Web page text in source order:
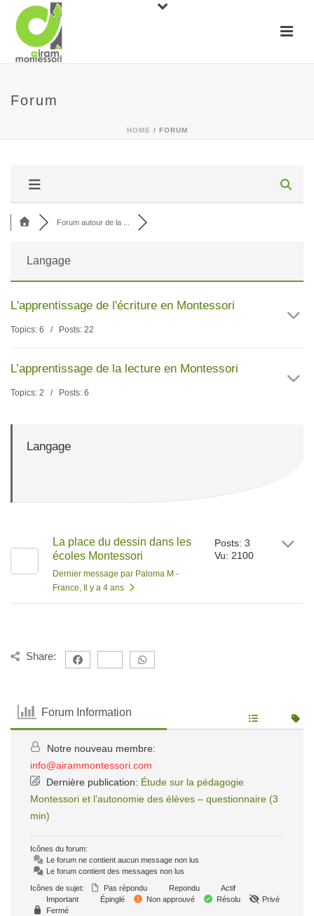
Forum
HOME / FORUM
Forum autour de la ...
Langage
L'apprentissage de l'écriture en Montessori
Topics: 6 / Posts: 22
L’apprentissage de la lecture en Montessori
Topics: 2 / Posts: 6
Langage
La place du dessin dans les
écoles Montessori
Dernier message par Paloma M -
France, Il y a 4 ans
Posts: 3
Vu: 2100
Share:
Forum Information
Notre nouveau membre:
info@airammontessori.com
Dernière publication: Étude sur la pédagogie
Montessori et l’autonomie des élèves – questionnaire (3
min)
Icônes du forum:
Le forum ne contient aucun message non lus
Le forum contient des messages non lus
Icônes de sujet:
Pas répondu Repondu
Actif
Important
Épinglé Non approuvé Résolu
Privé
Fermé